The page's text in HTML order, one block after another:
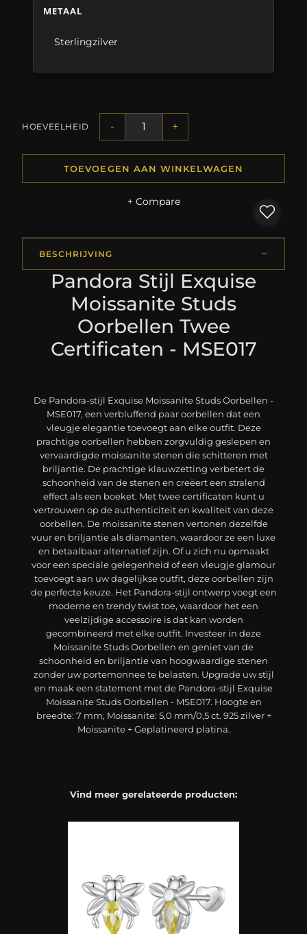
METAAL
Sterlingzilver
HOEVEELHEID - +
TOEVOEGEN AAN WINKELWAGEN
+ Compare
BESCHRIJVING
Pandora Stijl Exquise
Moissanite Studs
Oorbellen Twee
Certificaten - MSE017
De Pandora-stijl Exquise Moissanite Studs Oorbellen -
MSE017, een verbluffend paar oorbellen dat een
vleugje elegantie toevoegt aan elke outfit. Deze
prachtige oorbellen hebben zorgvuldig geslepen en
vervaardigde moissanite stenen die schitteren met
briljantie. De prachtige klauwzetting verbetert de
schoonheid van de stenen en creëert een stralend
effect als een boeket. Met twee certificaten kunt u
vertrouwen op de authenticiteit en kwaliteit van deze
oorbellen. De moissanite stenen vertonen dezelfde
vuur en briljantie als diamanten, waardoor ze een luxe
en betaalbaar alternatief zijn. Of u zich nu opmaakt
voor een speciale gelegenheid of een vleugje glamour
toevoegt aan uw dagelijkse outfit, deze oorbellen zijn
de perfecte keuze. Het Pandora-stijl ontwerp voegt een
moderne en trendy twist toe, waardoor het een
veelzijdige accessoire is dat kan worden
gecombineerd met elke outfit. Investeer in deze
Moissanite Studs Oorbellen en geniet van de
schoonheid en briljantie van hoogwaardige stenen
zonder uw portemonnee te belasten. Upgrade uw stijl
en maak een statement met de Pandora-stijl Exquise
Moissanite Studs Oorbellen - MSE017. Hoogte en
breedte: 7 mm, Moissanite: 5,0 mm/0,5 ct. 925 zilver +
Moissanite + Geplatineerd platina.
Vind meer gerelateerde producten: